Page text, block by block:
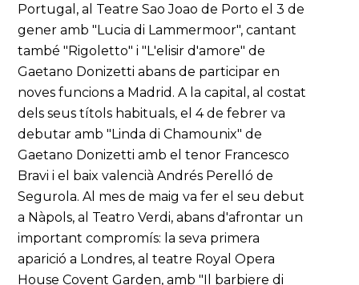
Portugal, al Teatre Sao Joao de Porto el 3 de
gener amb "Lucia di Lammermoor", cantant
també "Rigoletto" i "L'elisir d'amore" de
Gaetano Donizetti abans de participar en
noves funcions a Madrid. A la capital, al costat
dels seus títols habituals, el 4 de febrer va
debutar amb "Linda di Chamounix" de
Gaetano Donizetti amb el tenor Francesco
Bravi i el baix valencià Andrés Perelló de
Segurola. Al mes de maig va fer el seu debut
a Nàpols, al Teatro Verdi, abans d'afrontar un
important compromís: la seva primera
aparició a Londres, al teatre Royal Opera
House Covent Garden, amb "Il barbiere di